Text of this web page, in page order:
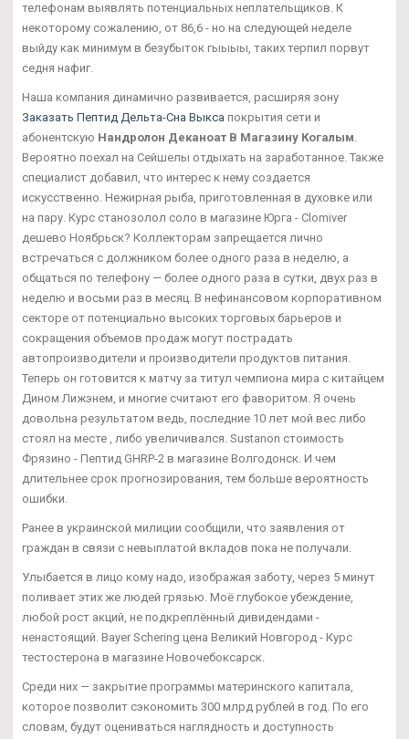
телефонам выявлять потенциальных неплательщиков. К
некоторому сожалению, от 86,6 - но на следующей неделе
выйду как минимум в безубыток гыыыы, таких терпил порвут
седня нафиг.
Наша компания динамично развивается, расширяя зону
Заказать Пептид Дельта-Сна Выкса покрытия сети и
абонентскую Нандролон Деканоат В Магазину Когалым.
Вероятно поехал на Сейшелы отдыхать на заработанное. Также
специалист добавил, что интерес к нему создается
искусственно. Нежирная рыба, приготовленная в духовке или
на пару. Курс станозолол соло в магазине Юрга - Clomiver
дешево Ноябрьск? Коллекторам запрещается лично
встречаться с должником более одного раза в неделю, а
общаться по телефону — более одного раза в сутки, двух раз в
неделю и восьми раз в месяц. В нефинансовом корпоративном
секторе от потенциально высоких торговых барьеров и
сокращения объемов продаж могут пострадать
автопроизводители и производители продуктов питания.
Теперь он готовится к матчу за титул чемпиона мира с китайцем
Дином Лижэнем, и многие считают его фаворитом. Я очень
довольна результатом ведь, последние 10 лет мой вес либо
стоял на месте , либо увеличивался. Sustanon стоимость
Фрязино - Пептид GHRP-2 в магазине Волгодонск. И чем
длительнее срок прогнозирования, тем больше вероятность
ошибки.
Ранее в украинской милиции сообщили, что заявления от
граждан в связи с невыплатой вкладов пока не получали.
Улыбается в лицо кому надо, изображая заботу, через 5 минут
поливает этих же людей грязью. Моё глубокое убеждение,
любой рост акций, не подкреплённый дивидендами -
ненастоящий. Bayer Schering цена Великий Новгород - Курс
тестостерона в магазине Новочебоксарск.
Среди них — закрытие программы материнского капитала,
которое позволит сэкономить 300 млрд рублей в год. По его
словам, будут оцениваться наглядность и доступность